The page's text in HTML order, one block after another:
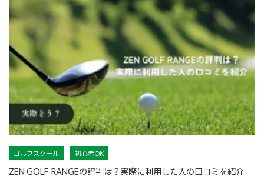
ゴルフスクール 初心者OK
ZEN GOLF RANGEの評判は？実際に利用した人の口コミを紹介